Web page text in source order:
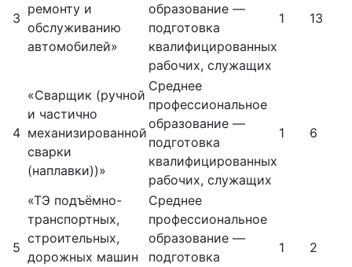
3
ремонту и
обслуживанию
автомобилей»
образование —
подготовка
квалифицированных
рабочих, служащих
1 13
4
«Сварщик (ручной
и частично
механизированной
сварки
(наплавки))»
Среднее
профессиональное
образование —
подготовка
квалифицированных
рабочих, служащих
1 6
5
«ТЭ подъёмно-
транспортных,
строительных,
дорожных машин
Среднее
профессиональное
образование —
подготовка
1 2